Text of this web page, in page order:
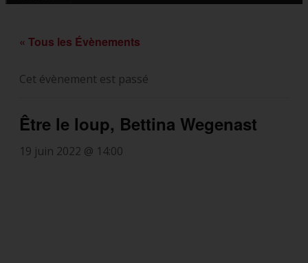
« Tous les Évènements
Cet évènement est passé
Être le loup, Bettina Wegenast
19 juin 2022 @ 14:00